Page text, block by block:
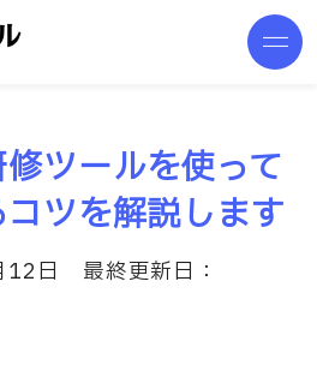
ツールを使って
ツを解説します
日
最終更新日：